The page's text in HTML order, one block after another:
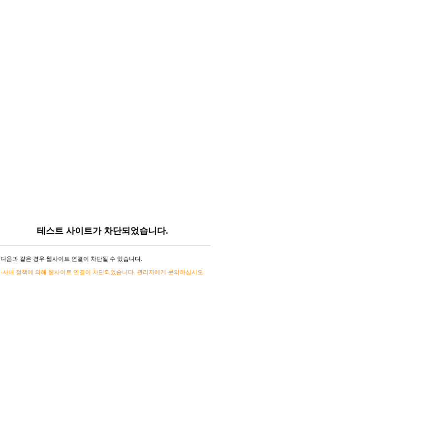
테스트 사이트가 차단되었습니다.
다음과 같은 경우 웹사이트 연결이 차단될 수 있습니다.
-사내 정책에 의해 웹사이트 연결이 차단되었습니다. 관리자에게 문의하십시오.